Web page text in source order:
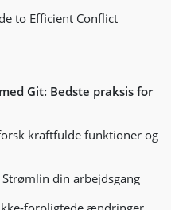
to Efficient Conflict
Git: Bedste praksis for
kraftfulde funktioner og
din arbejdsgang